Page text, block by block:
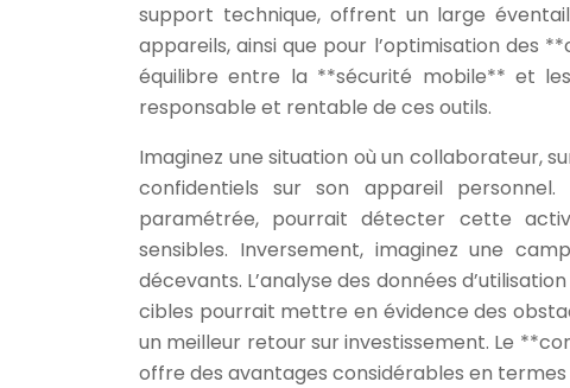
support technique, offrent un large
appareils, ainsi que pour l’optimisation des
équilibre entre la **sécurité mobile** et
responsable et rentable de ces outils.
Imaginez une situation où un collaborateur,
confidentiels sur son appareil
paramétrée, pourrait détecter cette
sensibles. Inversement, imaginez une
décevants. L’analyse des données
cibles pourrait mettre en évidence des
un meilleur retour sur investissement. Le
offre des avantages considérables en